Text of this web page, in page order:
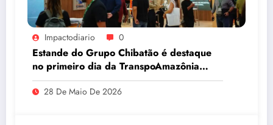
Impactodiario 0
Estande do Grupo Chibatão é destaque
no primeiro dia da TranspoAmazônia
2026
28 De Maio De 2026